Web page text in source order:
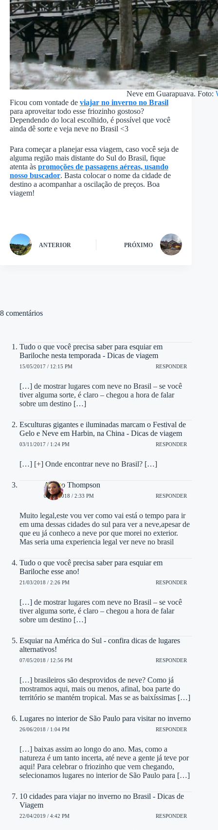
Neve em Guarapuava. Foto:
Ficou com vontade de viajar no inverno no Brasil
para aproveitar todo esse friozinho gostoso?
Dependendo do local escolhido, é possível que você
ainda dê sorte e veja neve no Brasil <3
Para começar a planejar essa viagem, caso você seja de
alguma região mais distante do Sul do Brasil, fique
atenta às promoções de passagens aéreas, usando
nosso buscador. Basta colocar o nome da cidade de
destino a acompanhar a oscilação de preços. Boa
viagem!
ANTERIOR PRÓXIMO
8 comentários
Tudo o que você precisa saber para esquiar em
Bariloche nesta temporada - Dicas de viagem
15/05/2017 / 12:15 PM RESPONDER
[…] de mostrar lugares com neve no Brasil – se você
tiver alguma sorte, é claro – chegou a hora de falar
sobre um destino […]
Esculturas gigantes e iluminadas marcam o Festival de
Gelo e Neve em Harbin, na China - Dicas de viagem
03/11/2017 / 1:24 PM RESPONDER
[…] [+] Onde encontrar neve no Brasil? […]
Amigo Thompson
08/03/2018 / 2:33 PM RESPONDER
Muito legal,este vou ver como vai está o tempo para ir
em uma dessas cidades do sul para ver a neve,apesar de
que eu já conheco a neve por que morei no exterior.
Mas seria uma experiencia legal ver neve no brasil
Tudo o que você precisa saber para esquiar em
Bariloche esse ano!
21/03/2018 / 2:26 PM RESPONDER
[…] de mostrar lugares com neve no Brasil – se você
tiver alguma sorte, é claro – chegou a hora de falar
sobre um destino […]
Esquiar na América do Sul - confira dicas de lugares
alternativos!
07/05/2018 / 12:56 PM RESPONDER
[…] brasileiros são desprovidos de neve? Como já
mostramos aqui, mais ou menos, afinal, boa parte do
território se mantém tropical. Mas se as baixíssimas […]
Lugares no interior de São Paulo para visitar no inverno
26/06/2018 / 1:04 PM RESPONDER
[…] baixas assim ao longo do ano. Mas, como a
natureza é um tanto incerta, até neve a gente já teve por
aqui! Para celebrar o friozinho que vem chegando,
selecionamos lugares no interior de São Paulo para […]
10 cidades para viajar no inverno no Brasil - Dicas de
Viagem
22/04/2019 / 4:42 PM RESPONDER